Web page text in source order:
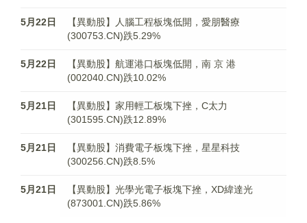
5月22日
【異動股】人腦工程板塊低開，愛朋醫療
(300753.CN)跌5.29%
5月22日
【異動股】航運港口板塊低開，南 京 港
(002040.CN)跌10.02%
5月21日
【異動股】家用輕工板塊下挫，C太力
(301595.CN)跌12.89%
5月21日
【異動股】消費電子板塊下挫，星星科技
(300256.CN)跌8.5%
5月21日
【異動股】光學光電子板塊下挫，XD緯達光
(873001.CN)跌5.86%